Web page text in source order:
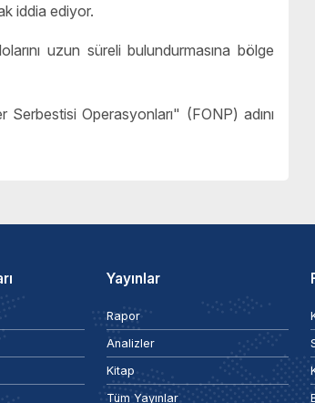
iddia ediyor.
uzun süreli bulundurmasına bölge
Operasyonları" (FONP) adını
Yayınlar
Rapor
Analizler
Kitap
Tüm Yayınlar